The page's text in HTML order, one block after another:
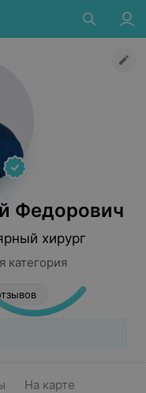
Федорович
хирург
На карте